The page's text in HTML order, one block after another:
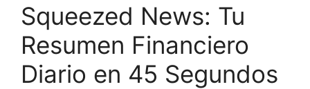
Squeezed News: Tu
Resumen Financiero
Diario en 45 Segundos